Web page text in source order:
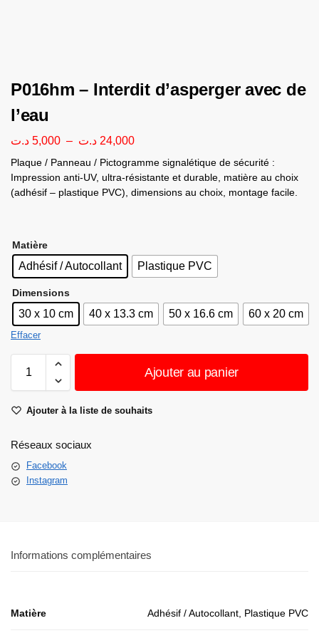
P016hm – Interdit d’asperger avec de
l’eau
5,000 د.ت – 24,000 د.ت
Plaque / Panneau / Pictogramme signalétique de sécurité :
Impression anti-UV, ultra-résistante et durable, matière au choix
(adhésif – plastique PVC), dimensions au choix, montage facile.
Matière
Adhésif / Autocollant Plastique PVC
Dimensions
30 x 10 cm 40 x 13.3 cm 50 x 16.6 cm 60 x 20 cm
Effacer
Ajouter au panier
Ajouter à la liste de souhaits
Réseaux sociaux
Facebook
Instagram
Informations complémentaires
Matière Adhésif / Autocollant, Plastique PVC